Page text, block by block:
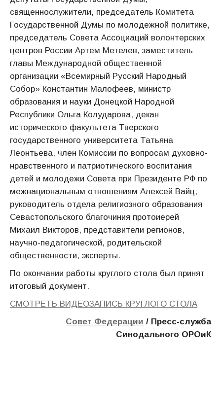
священнослужители, председатель Комитета
Государственной Думы по молодежной политике,
председатель Совета Ассоциаций волонтерских
центров России Артем Метелев, заместитель
главы Международной общественной
организации «Всемирный Русский Народный
Собор» Константин Малофеев, министр
образования и науки Донецкой Народной
Республики Ольга Колударова, декан
исторического факультета Тверского
государственного университета Татьяна
Леонтьева, член Комиссии по вопросам духовно-
нравственного и патриотического воспитания
детей и молодежи Совета при Президенте РФ по
межнациональным отношениям Алексей Вайц,
руководитель отдела религиозного образования
Севастопольского благочиния протоиерей
Михаил Викторов, представители регионов,
научно-педагогической, родительской
общественности, эксперты.
По окончании работы круглого стола был принят
итоговый документ.
СМОТРЕТЬ ВИДЕОЗАПИСЬ КРУГЛОГО СТОЛА
Совет Федерации / Пресс-служба
Синодального ОРОиК